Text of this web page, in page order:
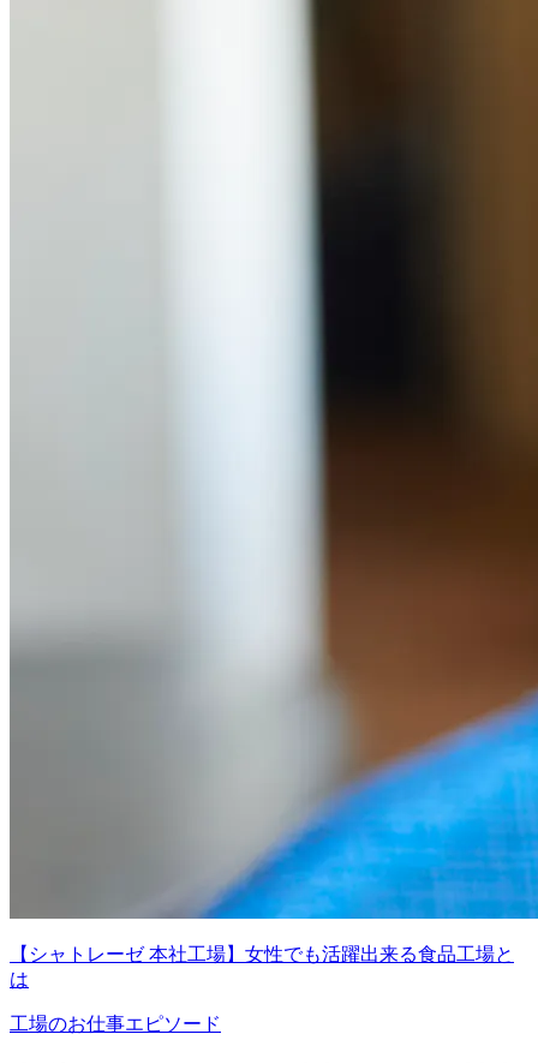
【シャトレーゼ 本社工場】女性でも活躍出来る食品工場と
は
工場のお仕事エピソード